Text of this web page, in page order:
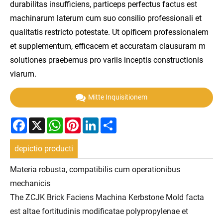
durabilitas insufficiens, particeps perfectus factus est
machinarum laterum cum suo consilio professionali et
qualitatis restricto potestate. Ut opificem professionalem
et supplementum, efficacem et accuratam clausuram m
solutiones praebemus pro variis inceptis constructionis
viarum.
Mitte Inquisitionem
Facebook
X WhatsAppPinterestLinkedIn
depictio producti
Materia robusta, compatibilis cum operationibus
mechanicis
The ZCJK Brick Faciens Machina Kerbstone Mold facta
est altae fortitudinis modificatae polypropylenae et